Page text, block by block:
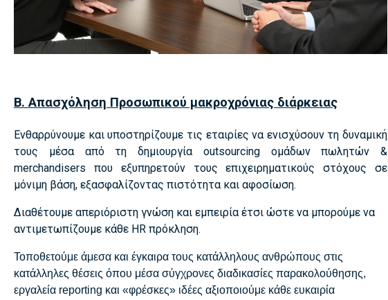
Β. Απασχόληση Προσωπικού μακροχρόνιας διάρκειας
Ενθαρρύνουμε και υποστηρίζουμε τις εταιρίες να ενισχύσουν τη δυναμική
τους μέσα από τη δημιουργία outsourcing ομάδων πωλητών &
merchandisers που εξυπηρετούν τους επιχειρηματικούς στόχους σε
μόνιμη βάση, εξασφαλίζοντας πιστότητα και αφοσίωση.
Διαθέτουμε απεριόριστη γνώση και εμπειρία έτσι ώστε να μπορούμε να
αντιμετωπίζουμε κάθε HR πρόκληση.
Τοποθετούμε άμεσα και έγκαιρα τους κατάλληλους ανθρώπους στις
κατάλληλες θέσεις όπου μέσα σύγχρονες διαδικασίες παρακολούθησης,
εργαλεία reporting και «φρέσκες» ιδέες αξιοποιούμε κάθε ευκαιρία